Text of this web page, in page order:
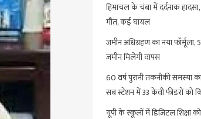
हिमाचल के चंबा में दर्दनाक
मौत, कई घायल
जमीन अधिग्रहण का नया
जमीन मिलेगी वापस
60 वर्ष पुरानी तकनीकी
सब स्टेशन में 33 केवी फीडरों को
यूपी के स्कूलों में डिजिटल शिक्षा